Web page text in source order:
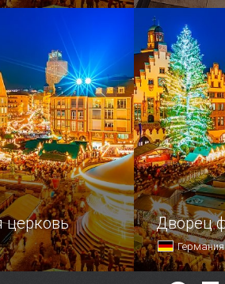
Майна
—
Майнкай.
В любое
точке
взором
церковь Дворец
Германия